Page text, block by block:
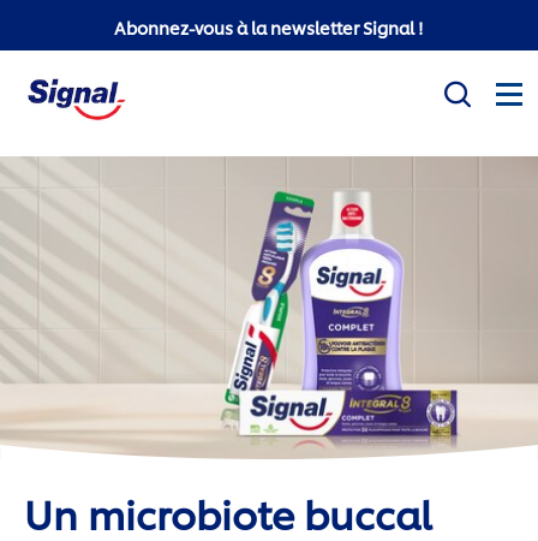
Abonnez-vous à la newsletter Signal !
Mission sociale
Conseils d'hygiène bucco-dentaire
Signal Professionnel
Un microbiote buccal